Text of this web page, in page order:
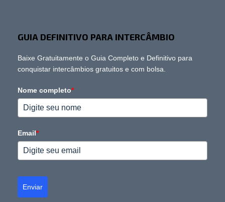
GUIA DEFINITIVO PARA INTERCÂMBIO
Baixe Gratuitamente o Guia Completo e Definitivo para
conquistar intercâmbios gratuitos e com bolsa.
Nome completo*
Email*
Enviar